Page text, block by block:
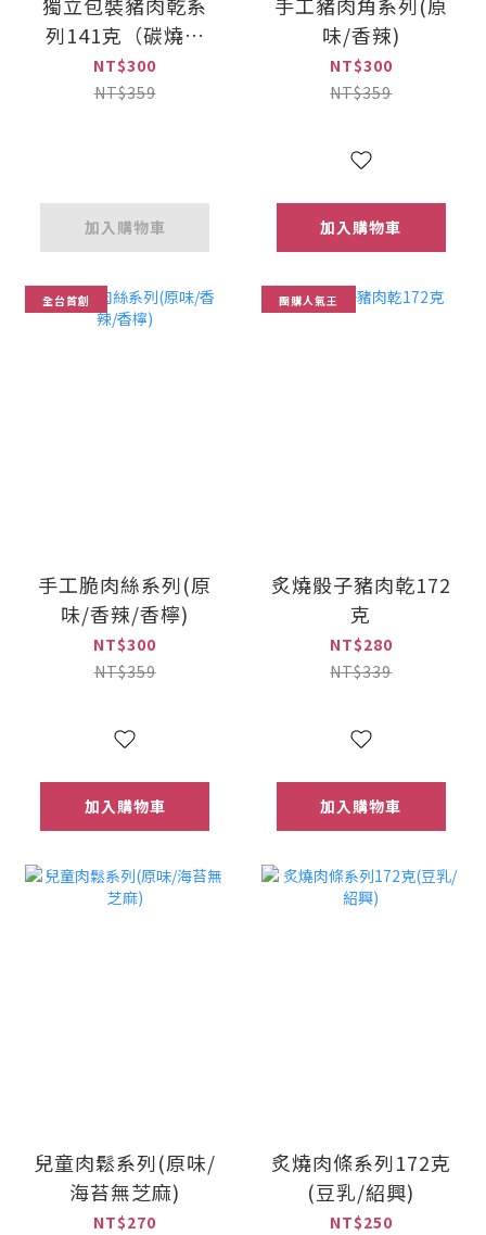
獨立包裝豬肉乾系
列141克（碳燒聚
寶）
NT$300
NT$359
加入購物車
手工豬肉角系列(原
味/香辣)
NT$300
NT$359
加入購物車
全台首創
手工脆肉絲系列(原
味/香辣/香檸)
NT$300
NT$359
加入購物車
團購人氣王
炙燒骰子豬肉乾172
克
NT$280
NT$339
加入購物車
兒童肉鬆系列(原味/
海苔無芝麻)
NT$270
炙燒肉條系列172克
(豆乳/紹興)
NT$250